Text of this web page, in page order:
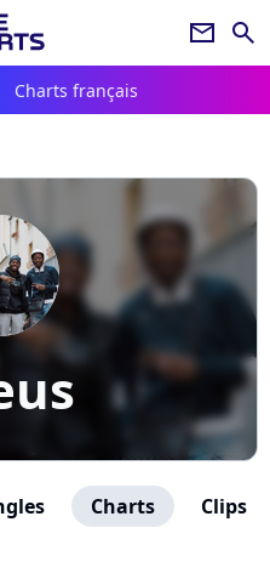
newsletter search
Charts français
Charts Clips